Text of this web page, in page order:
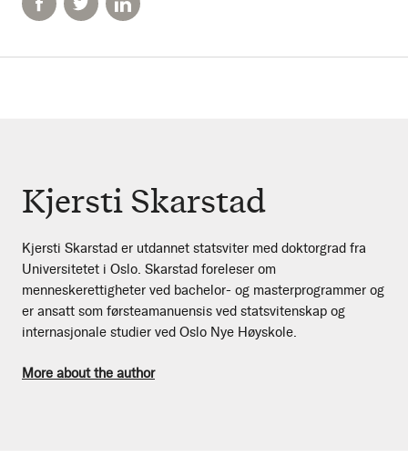
Kjersti Skarstad
Kjersti Skarstad er utdannet statsviter med doktorgrad fra
Universitetet i Oslo. Skarstad foreleser om
menneskerettigheter ved bachelor- og masterprogrammer og
er ansatt som førsteamanuensis ved statsvitenskap og
internasjonale studier ved Oslo Nye Høyskole.
More about the author